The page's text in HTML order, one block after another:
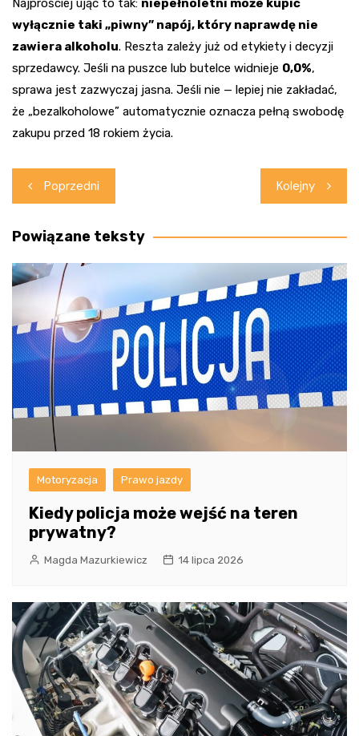
wyłącznie taki „piwny” napój, który naprawdę nie
zawiera alkoholu. Reszta zależy już od etykiety i decyzji
sprzedawcy. Jeśli na puszce lub butelce widnieje 0,0%,
sprawa jest zazwyczaj jasna. Jeśli nie — lepiej nie zakładać,
że „bezalkoholowe” automatycznie oznacza pełną swobodę
zakupu przed 18 rokiem życia.
Nawigacja
wpisu
Poprzedni Kolejny
Powiązane teksty
Motoryzacja Prawo jazdy
Kiedy policja może wejść na teren
prywatny?
Magda Mazurkiewicz 14 lipca 2026